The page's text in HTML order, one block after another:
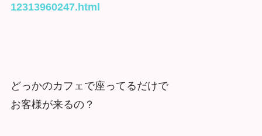
12313960247.html
どっかのカフェで座ってるだけで
お客様が来るの？